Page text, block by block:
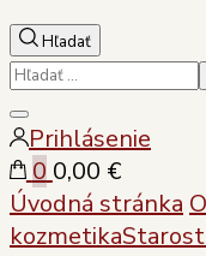
Hľadať
Hľadať:
Zatvoriť
vyhľadávanie
Prihlásenie
0 0,00 €
Úvodná stránka
kozmetika